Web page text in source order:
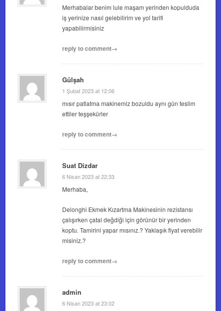
Merhabalar benim lule maşam yerinden kopulduda
iş yerinize nasıl gelebilirim ve yol tarifi
yapabilirmisiniz
reply to comment→
Gülşah
1 Şubat 2023 at 12:06
mısır patlatma makinemiz bozuldu aynı gün teslim
ettiler teşşekürler
reply to comment→
Suat Dizdar
6 Nisan 2023 at 22:33
Merhaba,
Delonghi Ekmek Kızartma Makinesinin rezistansı
çalışırken çatal değdiği için görünür bir yerinden
koptu. Tamirini yapar mısınız.? Yaklaşık fiyat verebilir
misiniz.?
reply to comment→
admin
6 Nisan 2023 at 23:02